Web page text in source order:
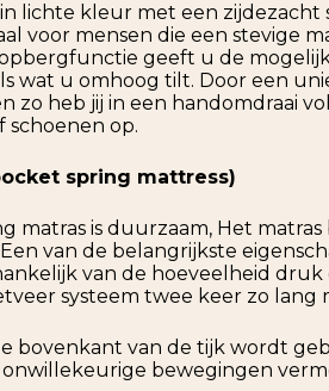
lichte kleur met een
voor mensen die een stevige
geeft u de
wat u omhoog tilt. Door een
zo heb jij in een handomdraai
schoenen op.
spring mattress)
matras is duurzaam, Het
van de belangrijkste
van de hoeveelheid
systeem twee keer zo lang
bovenkant van de tijk wordt
bewegingen